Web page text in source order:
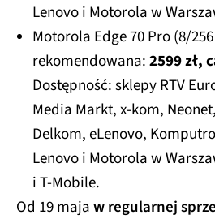
Lenovo i Motorola w
Motorola Edge 70 Pro (8/
rekomendowana:2599 zł,
Dostępność: sklepy RTV
Media Markt, x-kom,
Delkom, eLenovo,
Lenovo i Motorola w
i T-Mobile.
Od 19 majaw regularnej